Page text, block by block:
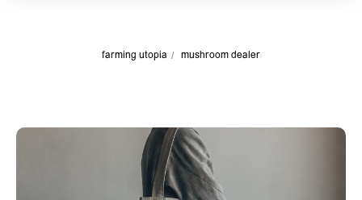
farming utopia / mushroom dealer